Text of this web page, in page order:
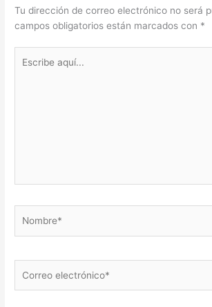
Tu dirección de correo electrónico no será
campos obligatorios están marcados con *
aquí...
electrónico*